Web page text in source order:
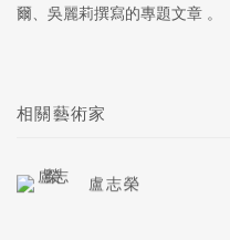
爾、吳麗莉撰寫的專題文章 。
相關藝術家
盧志榮